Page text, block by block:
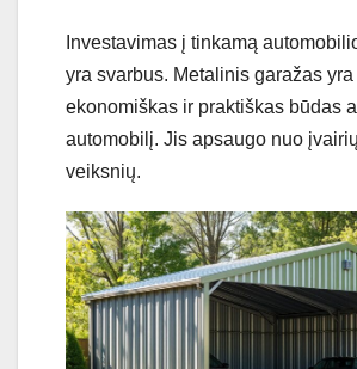
Investavimas į tinkamą
yra svarbus. Metalinis garažas yra
ekonomiškas ir praktiškas būdas
automobilį. Jis apsaugo nuo
veiksnių.